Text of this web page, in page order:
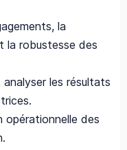
la
la robustesse des
les résultats
opérationnelle des